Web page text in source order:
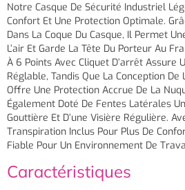
Notre Casque De Sécurité Industriel
Confort Et Une Protection Optimale.
Dans La Coque Du Casque, Il Permet
L’air Et Garde La Tête Du Porteur Au
À 6 Points Avec Cliquet D’arrêt Assure
Réglable, Tandis Que La Conception
Offre Une Protection Accrue De La
Également Doté De Fentes Latérales
Gouttière Et D’une Visière Régulière.
Transpiration Inclus Pour Plus De
Fiable Pour Un Environnement De
Caractéristiques